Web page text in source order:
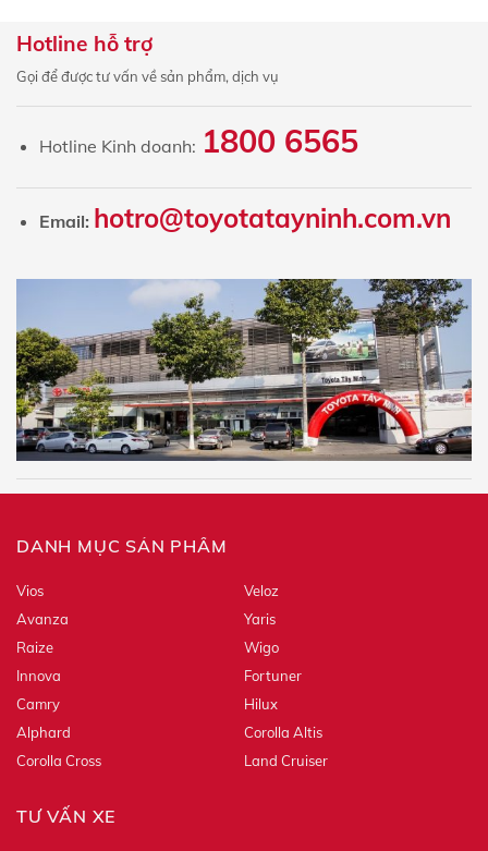
Hotline hỗ trợ
Gọi để được tư vấn về sản phẩm, dịch vụ
Hotline Kinh doanh: 1800 6565
Email: hotro@toyotatayninh.com.vn
DANH MỤC SẢN PHẨM
Vios
Veloz
Avanza
Yaris
Raize
Wigo
Innova
Fortuner
Camry
Hilux
Alphard
Corolla Altis
Corolla Cross
Land Cruiser
TƯ VẤN XE